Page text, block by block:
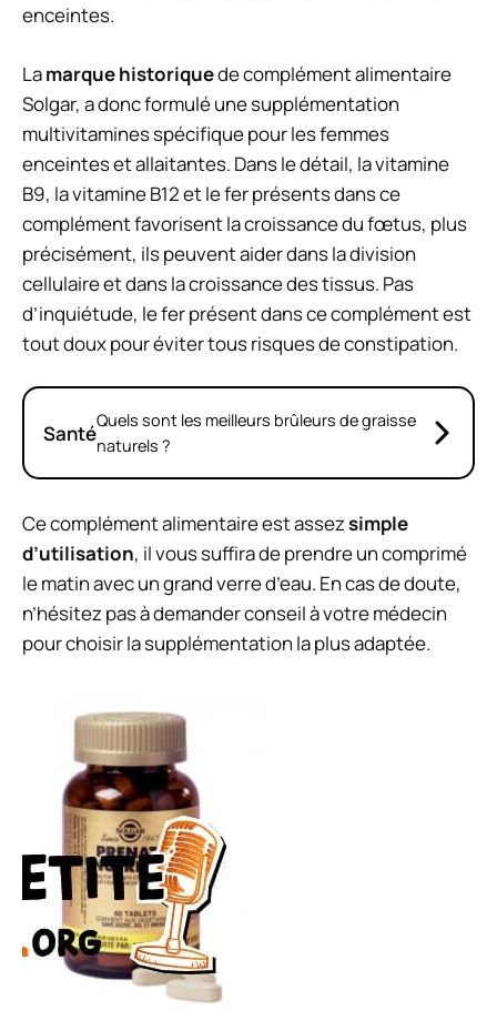
enceintes.
Lamarque historiquede complément alimentaire
Solgar, a donc formulé une supplémentation
multivitamines spécifique pour les femmes
enceintes et allaitantes. Dans le détail, la vitamine
B9, la vitamine B12 et le fer présents dans ce
complément favorisent la croissance du fœtus, plus
précisément, ils peuvent aider dans la division
cellulaire et dans la croissance des tissus. Pas
d’inquiétude, le fer présent dans ce complément est
tout doux pour éviter tous risques de constipation.
SantéQuels sont les meilleurs brûleurs de graisse
naturels ?
Ce complément alimentaire est assezsimple
d’utilisation, il vous suffira de prendre un comprimé
le matin avec un grand verre d’eau. En cas de doute,
n’hésitez pas à demander conseil à votre médecin
pour choisir la supplémentation la plus adaptée.